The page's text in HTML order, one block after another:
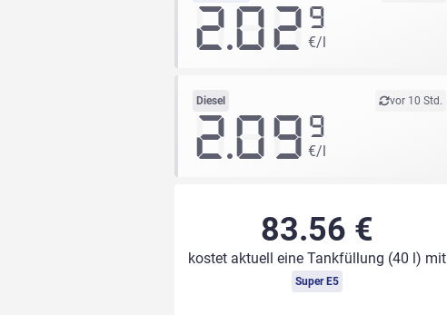
2.02 9
€/l
Diesel vor 10 Std.
2.09 9
€/l
83.56 €
kostet aktuell eine Tankfüllung (40 l) mit
Super E5